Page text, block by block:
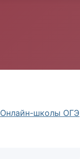
Онлайн-школы ОГЭ